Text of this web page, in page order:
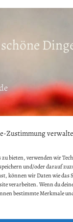
Zustimmung
bieten, verwenden wir
und/oder darauf
können wir Daten wie das
verarbeiten. Wenn du
bestimmte Merkmale
Copyright
| mertensART | All
Allgemeine